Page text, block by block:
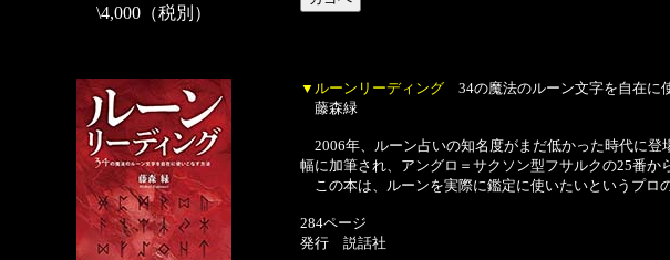
\4,000（税別）
▼ルーンリーディング 34の魔法のルーン文字を自在に
藤森緑
2006年、ルーン占いの知名度がまだ低かった時代に登
幅に加筆され、アングロ＝サクソン型フサルクの25番か
この本は、ルーンを実際に鑑定に使いたいというプロ
284ページ
発行 説話社